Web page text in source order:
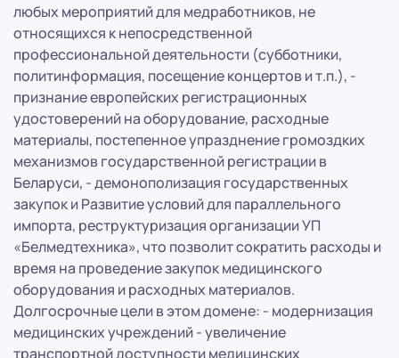
любых мероприятий для медработников, не
относящихся к непосредственной
профессиональной деятельности (субботники,
политинформация, посещение концертов и т.п.), -
признание европейских регистрационных
удостоверений на оборудование, расходные
материалы, постепенное упразднение громоздких
механизмов государственной регистрации в
Беларуси, - демонополизация государственных
закупок и Развитие условий для параллельного
импорта, реструктуризация организации УП
«Белмедтехника», что позволит сократить расходы и
время на проведение закупок медицинского
оборудования и расходных материалов.
Долгосрочные цели в этом домене: - модернизация
медицинских учреждений - увеличение
транспортной доступности медицинских